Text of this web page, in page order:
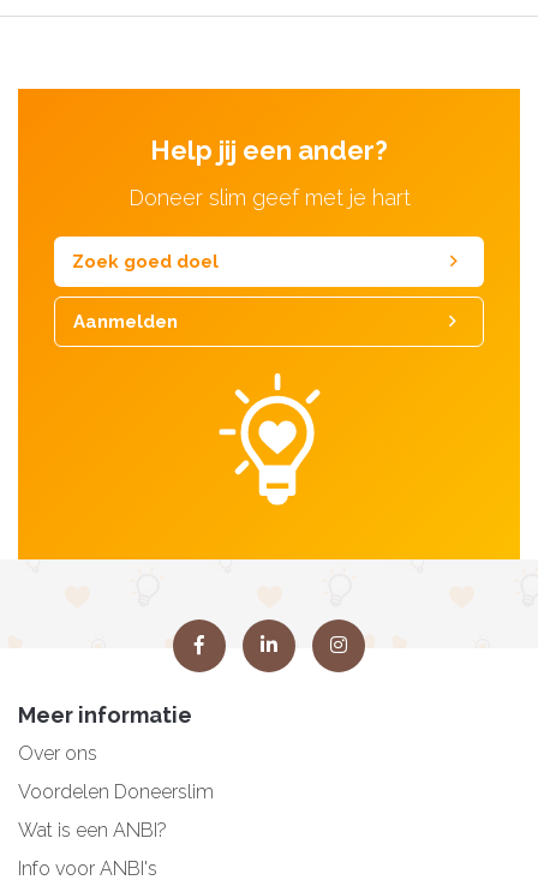
Help jij een ander?
Doneer slim geef met je hart
Zoek goed doel
Aanmelden
Meer informatie
Over ons
Voordelen Doneerslim
Wat is een ANBI?
Info voor ANBI's